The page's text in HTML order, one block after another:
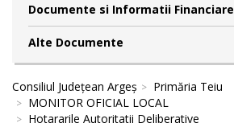
Documente si Informatii Financiare
Alte Documente
Consiliul Județean Argeș
Primăria Teiu
MONITOR OFICIAL LOCAL
Hotararile Autoritatii Deliberative